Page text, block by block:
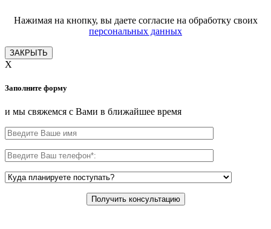
Нажимая на кнопку, вы даете согласие на обработку своих
персональных данных
ЗАКРЫТЬ
X
Заполните форму
и мы свяжемся с Вами в ближайшее время